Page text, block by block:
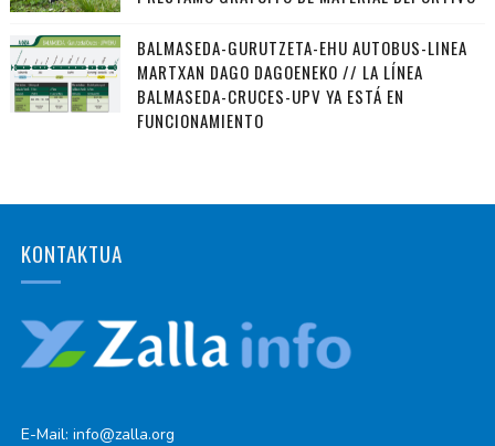
BALMASEDA-GURUTZETA-EHU AUTOBUS-LINEA
MARTXAN DAGO DAGOENEKO // LA LÍNEA
BALMASEDA-CRUCES-UPV YA ESTÁ EN
FUNCIONAMIENTO
KONTAKTUA
E-Mail: info@zalla.org